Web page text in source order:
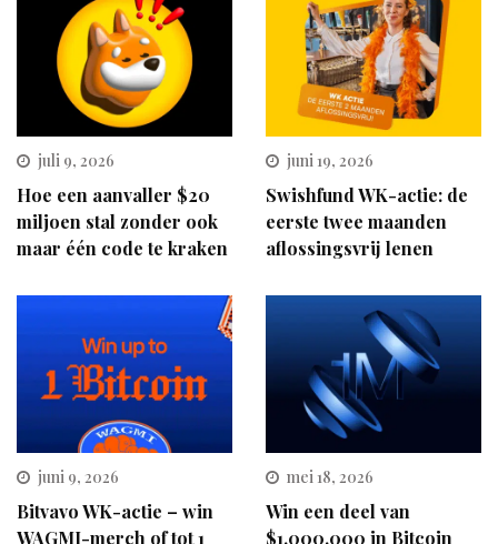
juli 9, 2026
Hoe een aanvaller $20
miljoen stal zonder ook
maar één code te kraken
juni 19, 2026
Swishfund WK-actie: de
eerste twee maanden
aflossingsvrij lenen
juni 9, 2026
Bitvavo WK-actie – win
WAGMI-merch of tot 1
mei 18, 2026
Win een deel van
$1.000.000 in Bitcoin